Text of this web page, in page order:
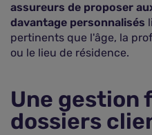
assureurs de proposer
davantage personnalisés
pertinents que l'âge, la
ou le lieu de résidence.
Une gestion
dossiers